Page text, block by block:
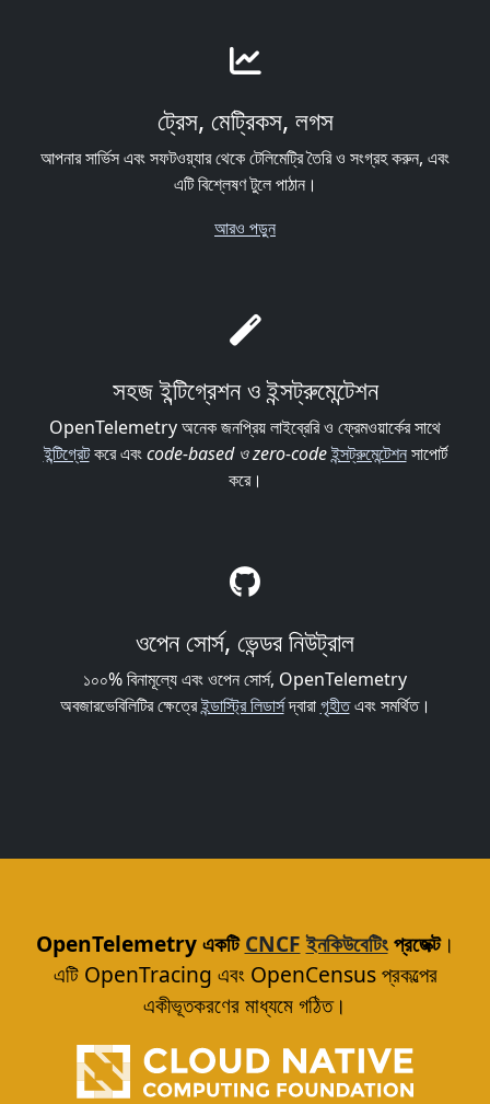
ট্রেস, মেট্রিকস, লগস
আপনার সার্ভিস এবং সফটওয়্যার থেকে টেলিমেট্রি তৈরি ও সংগ্রহ করুন, এবং
এটি বিশ্লেষণ টুলে পাঠান।
আরও পড়ুন
সহজ ইন্টিগ্রেশন ও ইন্সট্রুমেন্টেশন
OpenTelemetry অনেক জনপ্রিয় লাইব্রেরি ও ফ্রেমওয়ার্কের সাথে
ইন্টিগ্রেটকরে এবংcode-based ও zero-codeইন্সট্রুমেন্টেশনসাপোর্ট
করে।
ওপেন সোর্স, ভেন্ডর নিউট্রাল
১০০% বিনামূল্যে এবং ওপেন সোর্স, OpenTelemetry
অবজারভেবিলিটির ক্ষেত্রেইন্ডাস্ট্রি লিডার্সদ্বারাগৃহীতএবং সমর্থিত।
OpenTelemetry একটিCNCF ইনকিউবেটিংপ্রজেক্ট।
এটি OpenTracing এবং OpenCensus প্রকল্পের
একীভূতকরণের মাধ্যমে গঠিত।